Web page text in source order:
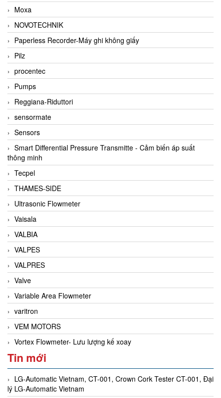
Moxa
NOVOTECHNIK
Paperless Recorder-Máy ghi không giấy
Pilz
procentec
Pumps
Reggiana-Riduttori
sensormate
Sensors
Smart Differential Pressure Transmitte - Cảm biến áp suất
thông minh
Tecpel
THAMES-SIDE
Ultrasonic Flowmeter
Vaisala
VALBIA
VALPES
VALPRES
Valve
Variable Area Flowmeter
varitron
VEM MOTORS
Vortex Flowmeter- Lưu lượng kế xoay
Tin mới
LG-Automatic Vietnam, CT-001, Crown Cork Tester CT-001, Đại
lý LG-Automatic Vietnam